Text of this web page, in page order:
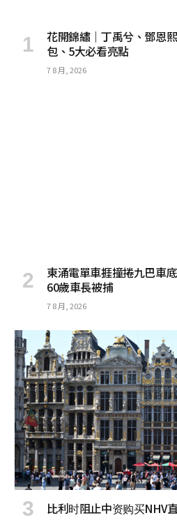
花開錦繡｜丁禹兮、鄧恩
包、5大必看亮點
7 8 月, 2026
東涌電單車捱撞捲九巴車
60歲車長被捕
7 8 月, 2026
比利时阻止中资购买NHV